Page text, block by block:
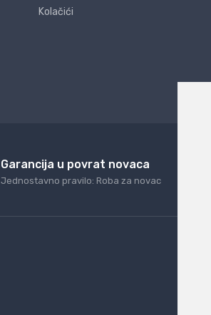
Kolačići
Garancija u povrat novaca
Jednostavno pravilo: Roba za novac